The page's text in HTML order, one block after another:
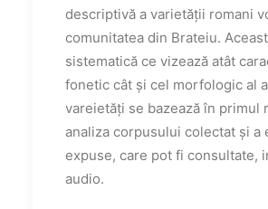
descriptivă a varietății romani
comunitatea din Brateiu.
sistematică ce vizează atât
fonetic cât și cel morfologic al
vareietăți se bazează în primul
analiza corpusului colectat și a
expuse, care pot fi consultate,
audio.